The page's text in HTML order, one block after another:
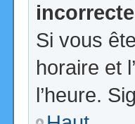
Si vous
horaire et
l’heure.